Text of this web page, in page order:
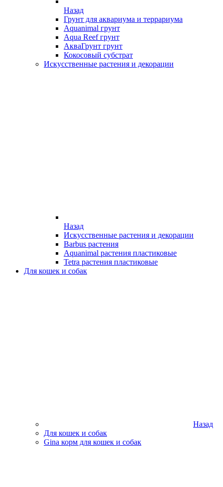
Назад
Грунт для аквариума и террариума
Aquanimal грунт
Aqua Reef грунт
АкваГрунт грунт
Кокосовый субстрат
Искусственные растения и декорации
Назад
Искусственные растения и декорации
Barbus растения
Aquanimal растения пластиковые
Tetra растения пластиковые
Для кошек и собак
Назад
Для кошек и собак
Gina корм для кошек и собак